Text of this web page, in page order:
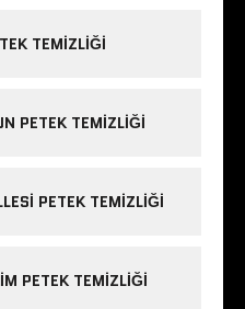
TEMIZLIĞI
PETEK TEMIZLIĞI
PETEK TEMIZLIĞI
PETEK TEMIZLIĞI